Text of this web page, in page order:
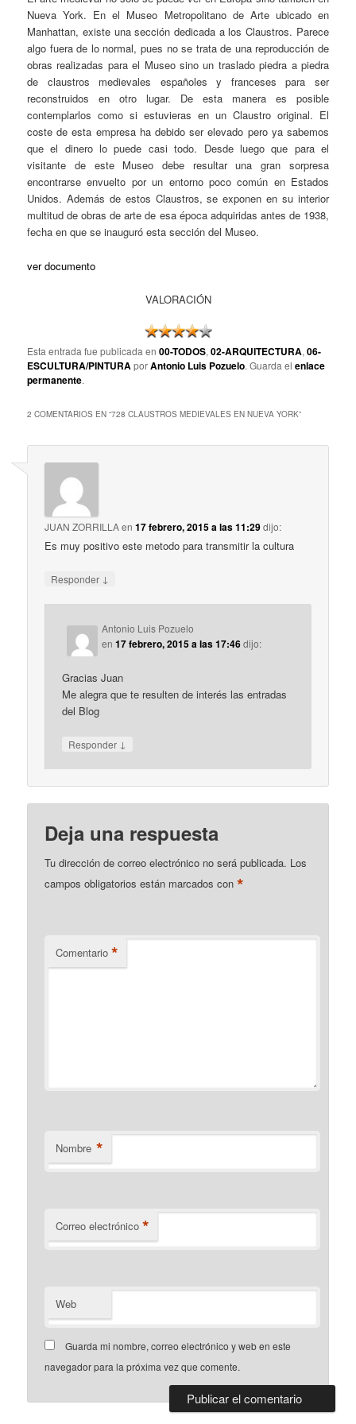
Nueva York. En el Museo Metropolitano de Arte ubicado en
Manhattan, existe una sección dedicada a los Claustros. Parece
algo fuera de lo normal, pues no se trata de una reproducción de
obras realizadas para el Museo sino un traslado piedra a piedra
de claustros medievales españoles y franceses para ser
reconstruidos en otro lugar. De esta manera es posible
contemplarlos como si estuvieras en un Claustro original. El
coste de esta empresa ha debido ser elevado pero ya sabemos
que el dinero lo puede casi todo. Desde luego que para el
visitante de este Museo debe resultar una gran sorpresa
encontrarse envuelto por un entorno poco común en Estados
Unidos. Además de estos Claustros, se exponen en su interior
multitud de obras de arte de esa época adquiridas antes de 1938,
fecha en que se inauguró esta sección del Museo.
ver documento
VALORACIÓN
Esta entrada fue publicada en00-TODOS,02-ARQUITECTURA,06-
ESCULTURA/PINTURAporAntonio Luis Pozuelo. Guarda elenlace
permanente.
2 COMENTARIOS EN “728 CLAUSTROS MEDIEVALES EN NUEVA YORK”
JUAN ZORRILLAen17 febrero, 2015 a las 11:29dijo:
Es muy positivo este metodo para transmitir la cultura
Responder ↓
Antonio Luis Pozuelo
en17 febrero, 2015 a las 17:46dijo:
Gracias Juan
Me alegra que te resulten de interés las entradas
del Blog
Responder ↓
Deja una respuesta
Tu dirección de correo electrónico no será publicada. Los
campos obligatorios están marcados con*
Comentario *
Nombre *
Correo electrónico *
Web
Guarda mi nombre, correo electrónico y web en este
navegador para la próxima vez que comente.